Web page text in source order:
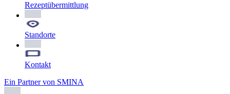
Rezeptübermittlung
Standorte
Kontakt
Ein Partner von SMINA